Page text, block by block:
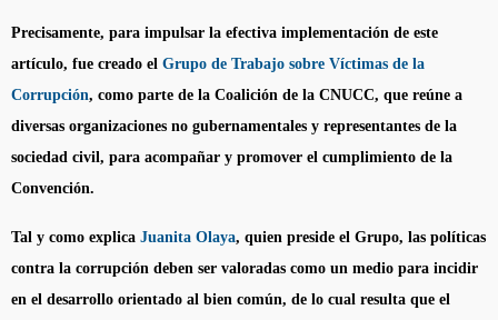
Precisamente, para impulsar la efectiva implementación de este
artículo, fue creado el Grupo de Trabajo sobre Víctimas de la
Corrupción, como parte de la Coalición de la CNUCC, que reúne a
diversas organizaciones no gubernamentales y representantes de la
sociedad civil, para acompañar y promover el cumplimiento de la
Convención.
Tal y como explica Juanita Olaya, quien preside el Grupo, las políticas
contra la corrupción deben ser valoradas como un medio para incidir
en el desarrollo orientado al bien común, de lo cual resulta que el